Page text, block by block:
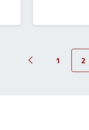
Pagina precedente
1 2